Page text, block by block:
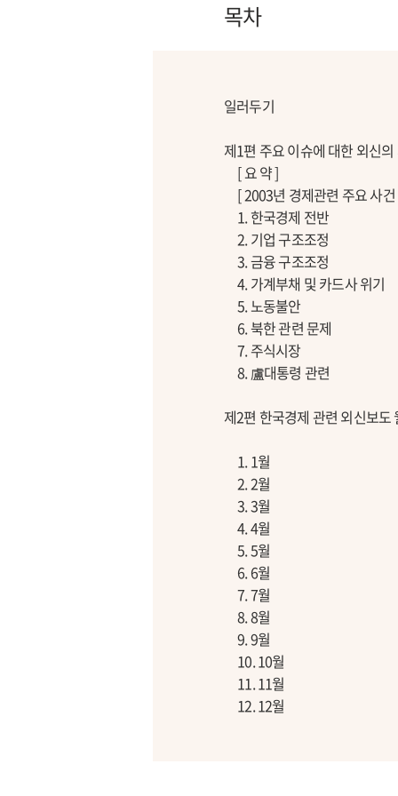
목차
일러두기
제1편 주요 이슈에 대한 외신의
[ 요 약 ]
[ 2003년 경제관련 주요 사
1. 한국경제 전반
2. 기업 구조조정
3. 금융 구조조정
4. 가계부채 및 카드사 위기
5. 노동불안
6. 북한 관련 문제
7. 주식시장
8. 盧대통령 관련
제2편 한국경제 관련 외신보도
1. 1월
2. 2월
3. 3월
4. 4월
5. 5월
6. 6월
7. 7월
8. 8월
9. 9월
10. 10월
11. 11월
12. 12월